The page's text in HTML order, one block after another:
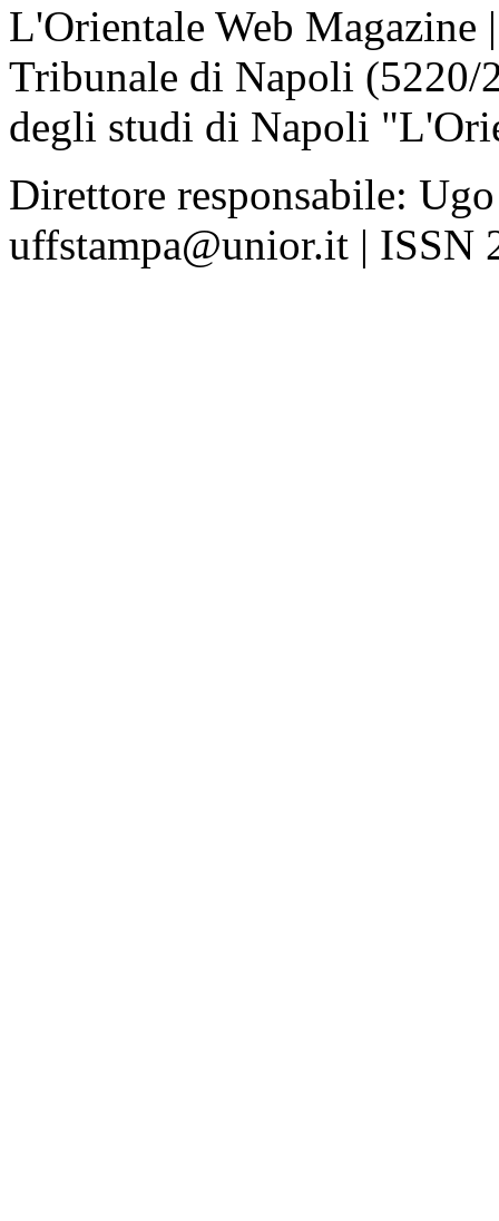
L'Orientale Web Magazine
Tribunale di Napoli
degli studi di Napoli
Direttore responsabile:
uffstampa@unior.it | ISSN